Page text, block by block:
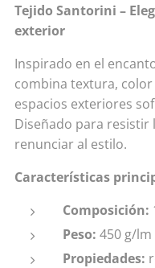
Tejido Santorini –
exterior
Inspirado en el
combina textura,
espacios exteriores
Diseñado para resistir
renunciar al estilo.
Características
Composición:
Peso: 450 g/lm
Propiedades: